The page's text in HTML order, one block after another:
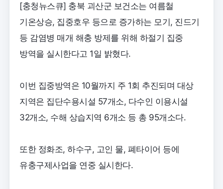
[충청뉴스큐] 충북 괴산군 보건소는 여름철
기온상승, 집중호우 등으로 증가하는 모기, 진드기
등 감염병 매개 해충 방제를 위해 하절기 집중
방역을 실시한다고 1일 밝혔다.
이번 집중방역은 10월까지 주 1회 추진되며 대상
지역은 집단수용시설 57개소, 다수인 이용시설
32개소, 수해 상습지역 6개소 등 총 95개소다.
또한 정화조, 하수구, 고인 물, 폐타이어 등에
유충구제사업을 연중 실시한다.